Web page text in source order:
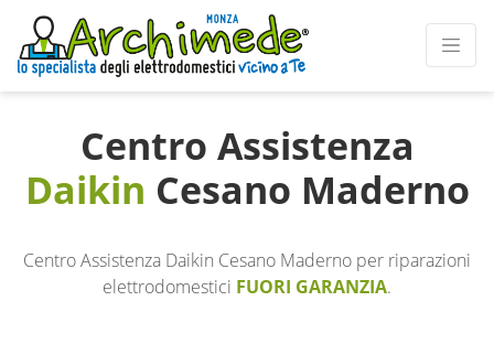
Centro Assistenza
Daikin Cesano Maderno
Centro Assistenza Daikin Cesano Maderno per riparazioni
elettrodomestici FUORI GARANZIA.